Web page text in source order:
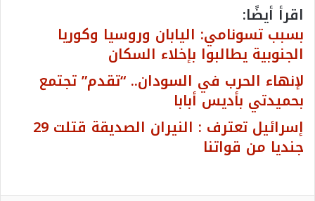
اقرأ أيضًا:
بسبب تسونامي: اليابان وروسيا وكوريا
الجنوبية يطالبوا بإخلاء السكان
لإنهاء الحرب في السودان.. “تقدم” تجتمع
بحميدتي بأديس أبابا
إسرائيل تعترف : النيران الصديقة قتلت 29
جنديا من قواتنا